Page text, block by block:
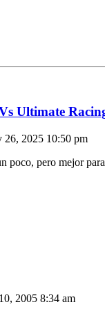
Ultimate
26, 2025 10:50 pm
poco, pero mejor
2005 8:34 am